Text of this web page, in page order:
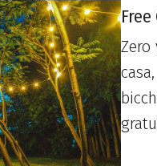
Zero